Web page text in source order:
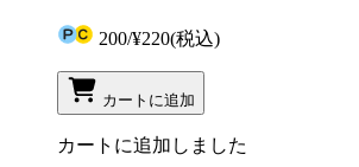
200/¥220(税込)
カートに追加
カートに追加しました